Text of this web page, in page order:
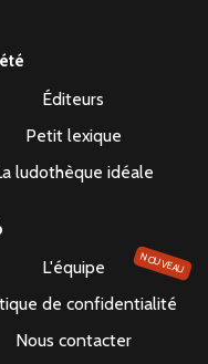
Éditeurs
Petit lexique
ludothèque idéale
L'équipe NOUVEAU
de confidentialité
Nous contacter